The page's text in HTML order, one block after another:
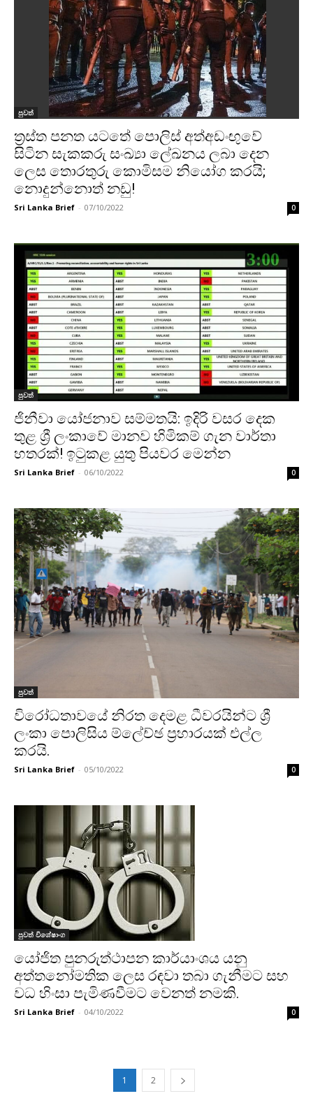
පුවත්
ත්‍රස්ත පනත යටතේ පොලිස් අත්අඩංඟුවේ
සිටින සැකකරු සංඛ්‍යා ලේඛනය ලබා දෙන
ලෙස තොරතුරු කොමිසම නියෝග කරයි;
නොදුන්නොත් නඩු!
Sri Lanka Brief - 07/10/2022 0
පුවත්
ජිනීවා යෝජනාව සම්මතයි: ඉදිරි වසර දෙක
තුළ ශ්‍රී ලංකාවේ මානව හිමිකම් ගැන වාර්තා
හතරක්! ඉටුකළ යුතු පියවර මෙන්න
Sri Lanka Brief - 06/10/2022 0
පුවත්
විරෝධතාවයේ නිරත දෙමළ ධීවරයින්ට ශ්‍රී
ලංකා පොලිසිය ම්ලේච්ඡ ප්‍රහාරයක් එල්ල
කරයි.
Sri Lanka Brief - 05/10/2022 0
පුවත් විශේෂාංග
යෝජිත පුනරුත්ථාපන කාර්යාංශය යනු
අත්තනෝමතික ලෙස රඳවා තබා ගැනීමට සහ
වධ හිංසා පැමිණවීමට වෙනත් නමකි.
Sri Lanka Brief - 04/10/2022 0
1 2